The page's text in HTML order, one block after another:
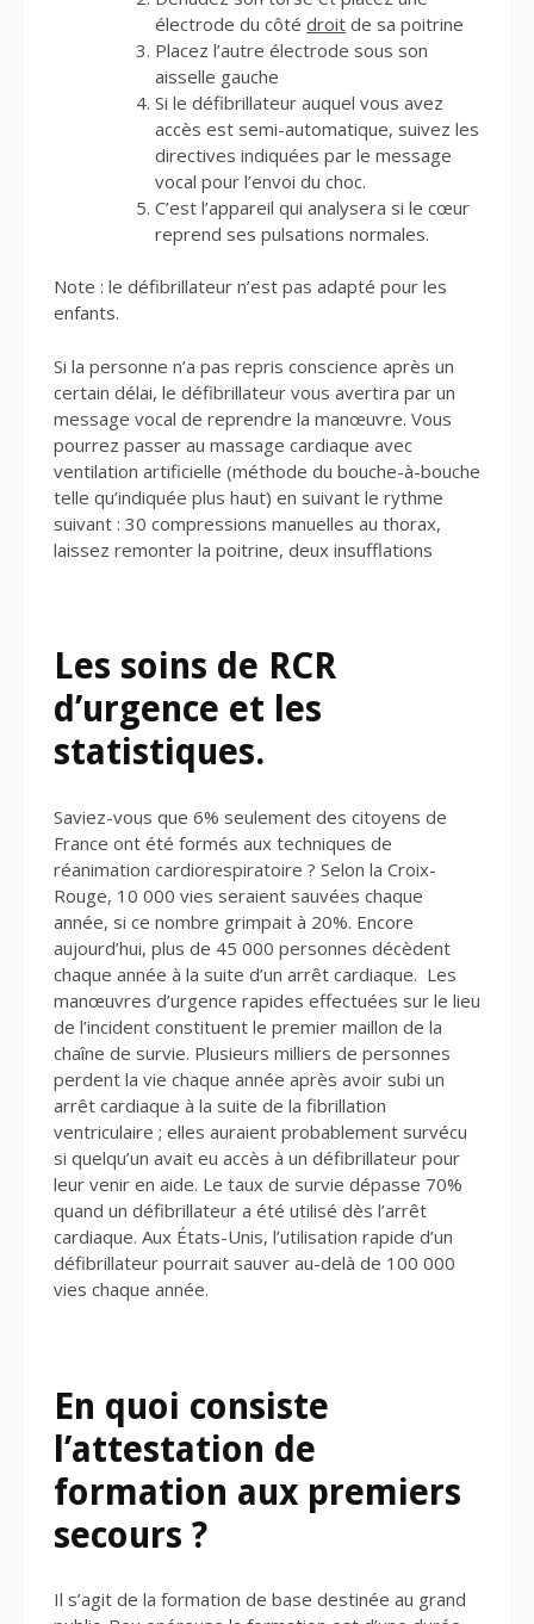
électrode du côté droit de sa poitrine
Placez l’autre électrode sous son
aisselle gauche
Si le défibrillateur auquel vous avez
accès est semi-automatique, suivez les
directives indiquées par le message
vocal pour l’envoi du choc.
C’est l’appareil qui analysera si le cœur
reprend ses pulsations normales.
Note : le défibrillateur n’est pas adapté pour les
enfants.
Si la personne n’a pas repris conscience après un
certain délai, le défibrillateur vous avertira par un
message vocal de reprendre la manœuvre. Vous
pourrez passer au massage cardiaque avec
ventilation artificielle (méthode du bouche-à-bouche
telle qu’indiquée plus haut) en suivant le rythme
suivant : 30 compressions manuelles au thorax,
laissez remonter la poitrine, deux insufflations
Les soins de RCR
d’urgence et les
statistiques.
Saviez-vous que 6% seulement des citoyens de
France ont été formés aux techniques de
réanimation cardiorespiratoire ? Selon la Croix-
Rouge, 10 000 vies seraient sauvées chaque
année, si ce nombre grimpait à 20%. Encore
aujourd’hui, plus de 45 000 personnes décèdent
chaque année à la suite d’un arrêt cardiaque. Les
manœuvres d’urgence rapides effectuées sur le lieu
de l’incident constituent le premier maillon de la
chaîne de survie. Plusieurs milliers de personnes
perdent la vie chaque année après avoir subi un
arrêt cardiaque à la suite de la fibrillation
ventriculaire ; elles auraient probablement survécu
si quelqu’un avait eu accès à un défibrillateur pour
leur venir en aide. Le taux de survie dépasse 70%
quand un défibrillateur a été utilisé dès l’arrêt
cardiaque. Aux États-Unis, l’utilisation rapide d’un
défibrillateur pourrait sauver au-delà de 100 000
vies chaque année.
En quoi consiste
l’attestation de
formation aux premiers
secours ?
Il s’agit de la formation de base destinée au grand